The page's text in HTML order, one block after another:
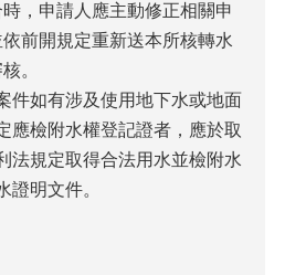
，申請人應主動修正相關申
前開規定重新送本所核轉水
。
件如有涉及使用地下水或地面
應檢附水權登記證者，應於取
法規定取得合法用水並檢附水
證明文件。